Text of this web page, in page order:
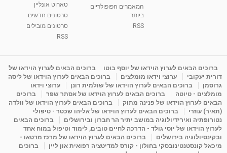
המאמרים הפופולריים
ביותר
RSS
טארוט אונליין
סרטונים חדשים
סרטונים מובילים
RSS
ברוכים הבאים לערוץ הוידאו של יוסף בוטו
ברוכים הבאים לערוץ הוידאו של
דורית יעקובי
ערוצי וידאו מומלצים
ברוכים הבאים לערוץ הוידאו של ליסה
גרוסמן
ברוכים הבאים לערוץ הוידאו של שולמית רונן
ערוצי וידאו
מומלצים - טיוטה
ברוכים הבאים לערוץ הוידאו של אסתר שפר
ברוכים
הבאים לערוץ הוידאו של פנינה מתוק
ברוכים הבאים לערוץ הוידאו של וולדה
(תאיר) עוזרי
ברוכים הבאים לערוץ הוידאו של אליהו שכטר - טיפולי
נטורופתיה ואירידיולוגיה במושב יתיר הר חברון ובירושלים
ברוכים הבאים
לערוץ הוידאו של יוסי גולד - הדרכה לחיים טובים, לימוד וטיפול במוח אחד
ובקינסיולוגיה בירושלים
ברוכים הבאים לערוץ הוידאו של מרכז מדטאו -
מיכאל קונסטנטינובסקי בחולון - קורס למדיטציה רפואית און ליין
ברוכים